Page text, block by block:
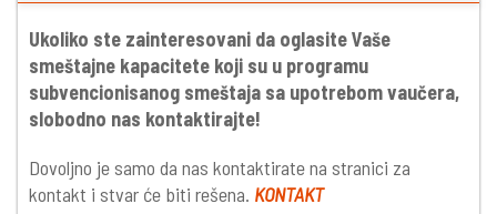
Ukoliko ste zainteresovani da oglasite Vaše
smeštajne kapacitete koji su u programu
subvencionisanog smeštaja sa upotrebom vaučera,
slobodno nas kontaktirajte!
Dovoljno je samo da nas kontaktirate na stranici za
kontakt i stvar će biti rešena. KONTAKT